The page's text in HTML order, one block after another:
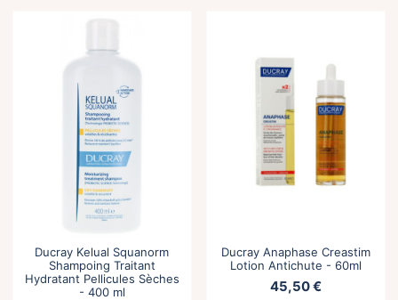
Ducray Kelual Squanorm
Shampoing Traitant
Hydratant Pellicules Sèches
- 400 ml
Ducray Anaphase Creastim
Lotion Antichute - 60ml
45,50 €